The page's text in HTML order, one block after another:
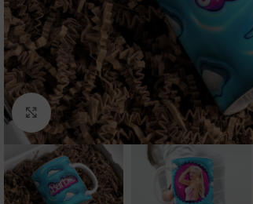
Clic para ampliar